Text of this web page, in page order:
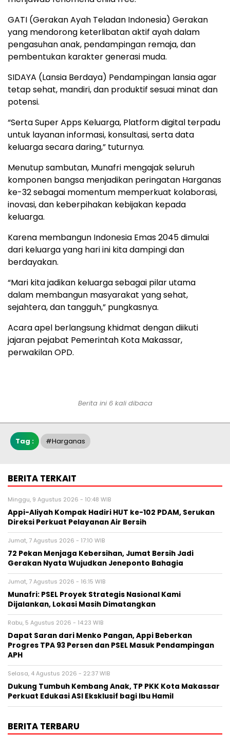
GATI (Gerakan Ayah Teladan Indonesia) Gerakan
yang mendorong keterlibatan aktif ayah dalam
pengasuhan anak, pendampingan remaja, dan
pembentukan karakter generasi muda.
SIDAYA (Lansia Berdaya) Pendampingan lansia agar
tetap sehat, mandiri, dan produktif sesuai minat dan
potensi.
“Serta Super Apps Keluarga, Platform digital terpadu
untuk layanan informasi, konsultasi, serta data
keluarga secara daring,” tuturnya.
Menutup sambutan, Munafri mengajak seluruh
komponen bangsa menjadikan peringatan Harganas
ke-32 sebagai momentum memperkuat kolaborasi,
inovasi, dan keberpihakan kebijakan kepada
keluarga.
Karena membangun Indonesia Emas 2045 dimulai
dari keluarga yang hari ini kita dampingi dan
berdayakan.
“Mari kita jadikan keluarga sebagai pilar utama
dalam membangun masyarakat yang sehat,
sejahtera, dan tangguh,” pungkasnya.
Acara apel berlangsung khidmat dengan diikuti
jajaran pejabat Pemerintah Kota Makassar,
perwakilan OPD.
Berita ini 6 kali dibaca
Tag : #Harganas
BERITA TERKAIT
Minggu, 9 Agustus 2026 - 10:48 WIB
Appi-Aliyah Kompak Hadiri HUT ke-102 PDAM, Serukan
Direksi Perkuat Pelayanan Air Bersih
Jumat, 7 Agustus 2026 - 17:10 WIB
72 Pekan Menjaga Kebersihan, Jumat Bersih Jadi
Gerakan Nyata Wujudkan Jeneponto Bahagia
Jumat, 7 Agustus 2026 - 16:15 WIB
Munafri: PSEL Proyek Strategis Nasional Kami
Dijalankan, Lokasi Masih Dimatangkan
Rabu, 5 Agustus 2026 - 14:23 WIB
Dapat Saran dari Menko Pangan, Appi Beberkan
Progres TPA 93 Persen dan PSEL Masuk Pendampingan
APH
Selasa, 4 Agustus 2026 - 22:37 WIB
Dukung Tumbuh Kembang Anak, TP PKK Kota Makassar
Perkuat Edukasi ASI Eksklusif bagi Ibu Hamil
BERITA TERBARU